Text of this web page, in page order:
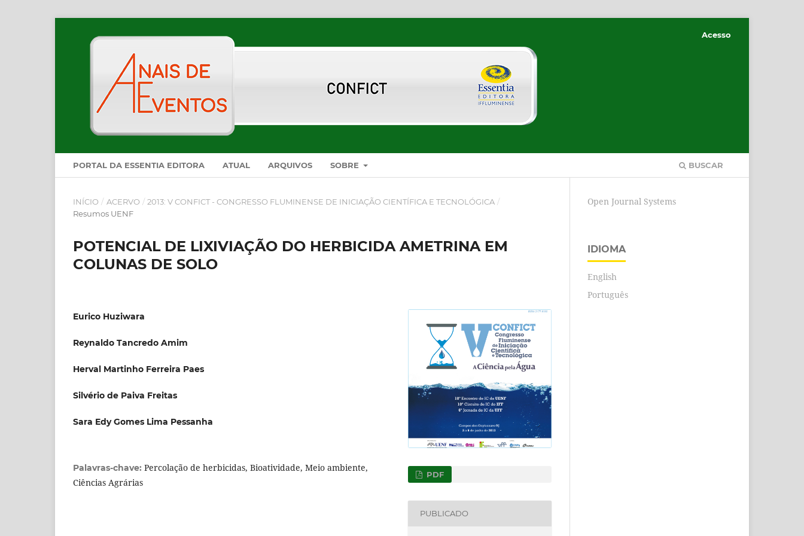
PORTAL DA ESSENTIA EDITORA ATUAL ARQUIVOS SOBRE BUSCAR
Acesso
INÍCIO / ACERVO / 2013: V CONFICT - CONGRESSO FLUMINENSE DE INICIAÇÃO CIENTÍFICA E TECNOLÓGICA /
Resumos UENF
POTENCIAL DE LIXIVIAÇÃO DO HERBICIDA AMETRINA EM
COLUNAS DE SOLO
Eurico Huziwara
Reynaldo Tancredo Amim
Herval Martinho Ferreira Paes
Silvério de Paiva Freitas
Sara Edy Gomes Lima Pessanha
Palavras-chave: Percolação de herbicidas, Bioatividade, Meio ambiente,
Ciências Agrárias
PDF
PUBLICADO
Open Journal Systems
IDIOMA
English
Português